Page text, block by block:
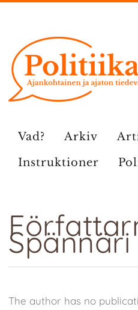
Vad? Arkiv
Instruktioner
Spännäri
The author has no